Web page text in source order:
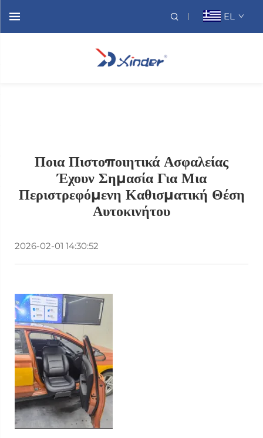
EL
Ποια Πιστοποιητικά Ασφαλείας
Έχουν Σημασία Για Μια
Περιστρεφόμενη Καθισματική Θέση
Αυτοκινήτου
2026-02-01 14:30:52